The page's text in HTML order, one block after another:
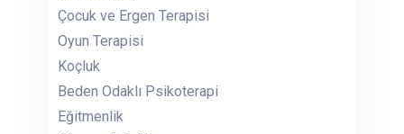
Çocuk ve Ergen Terapisi
Oyun Terapisi
Koçluk
Beden Odaklı Psikoterapi
Eğitmenlik